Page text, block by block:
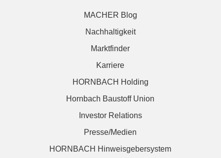
MACHER Blog
Nachhaltigkeit
Marktfinder
Karriere
HORNBACH Holding
Hornbach Baustoff Union
Investor Relations
Presse/Medien
HORNBACH Hinweisgebersystem